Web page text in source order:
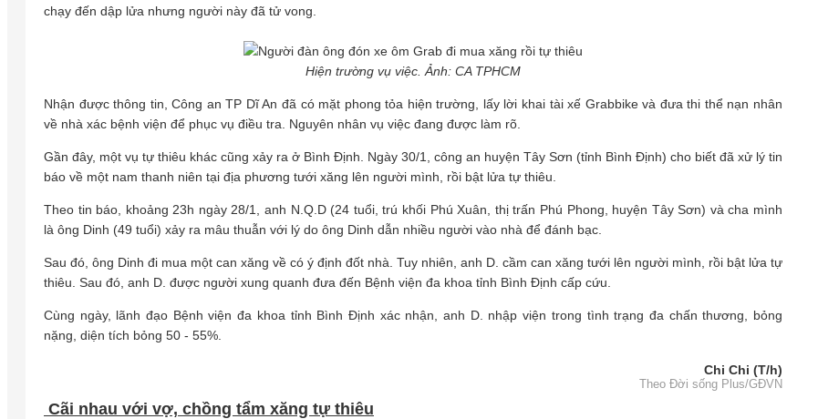
chạy đến dập lửa nhưng người này đã tử vong.
Hiện trường vụ việc. Ảnh: CA TPHCM
Nhận được thông tin, Công an TP Dĩ An đã có mặt phong tỏa hiện trường, lấy lời khai tài xế Grabbike và đưa thi thể nạn nhân
về nhà xác bệnh viện để phục vụ điều tra. Nguyên nhân vụ việc đang được làm rõ.
Gần đây, một vụ tự thiêu khác cũng xảy ra ở Bình Định. Ngày 30/1, công an huyện Tây Sơn (tỉnh Bình Định) cho biết đã xử lý tin
báo về một nam thanh niên tại địa phương tưới xăng lên người mình, rồi bật lửa tự thiêu.
Theo tin báo, khoảng 23h ngày 28/1, anh N.Q.D (24 tuổi, trú khối Phú Xuân, thị trấn Phú Phong, huyện Tây Sơn) và cha mình
là ông Dinh (49 tuổi) xảy ra mâu thuẫn với lý do ông Dinh dẫn nhiều người vào nhà để đánh bạc.
Sau đó, ông Dinh đi mua một can xăng về có ý định đốt nhà. Tuy nhiên, anh D. cầm can xăng tưới lên người mình, rồi bật lửa tự
thiêu. Sau đó, anh D. được người xung quanh đưa đến Bệnh viện đa khoa tỉnh Bình Định cấp cứu.
Cùng ngày, lãnh đạo Bệnh viện đa khoa tỉnh Bình Định xác nhận, anh D. nhập viện trong tình trạng đa chấn thương, bỏng
nặng, diện tích bỏng 50 - 55%.
Chi Chi (T/h)
Theo Đời sống Plus/GĐVN
Cãi nhau với vợ, chồng tẩm xăng tự thiêu